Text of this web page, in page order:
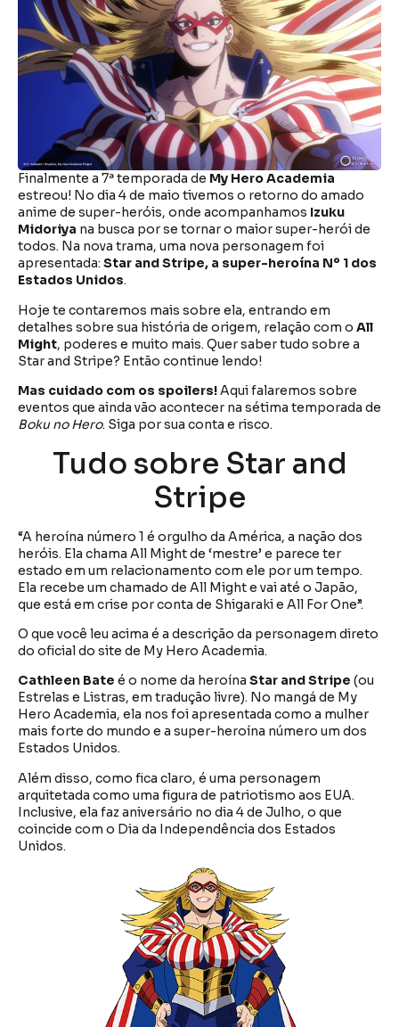
Finalmente a 7ª temporada de My Hero Academia
estreou! No dia 4 de maio tivemos o retorno do amado
anime de super-heróis, onde acompanhamos Izuku
Midoriya na busca por se tornar o maior super-herói de
todos. Na nova trama, uma nova personagem foi
apresentada: Star and Stripe, a super-heroína Nº 1 dos
Estados Unidos.
Hoje te contaremos mais sobre ela, entrando em
detalhes sobre sua história de origem, relação com o All
Might, poderes e muito mais. Quer saber tudo sobre a
Star and Stripe? Então continue lendo!
Mas cuidado com os spoilers!Aqui falaremos sobre
eventos que ainda vão acontecer na sétima temporada de
Boku no Hero. Siga por sua conta e risco.
Tudo sobre Star and
Stripe
“A heroína número 1 é orgulho da América, a nação dos
heróis. Ela chama All Might de ‘mestre’ e parece ter
estado em um relacionamento com ele por um tempo.
Ela recebe um chamado de All Might e vai até o Japão,
que está em crise por conta de Shigaraki e All For One”.
O que você leu acima é a descrição da personagem direto
do oficial do site de My Hero Academia.
Cathleen Bate é o nome da heroína Star and Stripe (ou
Estrelas e Listras, em tradução livre). No mangá de My
Hero Academia, ela nos foi apresentada como a mulher
mais forte do mundo e a super-heroína número um dos
Estados Unidos.
Além disso, como fica claro, é uma personagem
arquitetada como uma figura de patriotismo aos EUA.
Inclusive, ela faz aniversário no dia 4 de Julho, o que
coincide com o Dia da Independência dos Estados
Unidos.